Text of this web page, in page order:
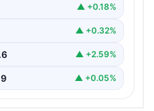
bir şekilde iletişim
▲ +0.18%
▲ +0.32%
▲ +2.59%
▲ +0.05%